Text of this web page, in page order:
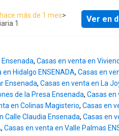
equipada con una
También en este nivel,
distribución, cuarto de servicio,
completo. Además, tres
con baños
y una terraza compartida
privacidad a tus huéspedes. La
principal cuenta con un
walk-in closet y terraza
baño completo • 1 baño
medio baño • Amplio espacio
Cuarto de lavar con lavadora y
• Terraza con vista al mar
estacionamiento • Se vende
• Casa club • Alberca • Jacuzzi •
y control de acceso
¡Contáctanos! 📞Teléfonos:
más de 1 mes>
1
Ver en
, Casas en venta en
Hidalgo ENSENADA, Casas en
Ensenada, Casas en venta en La
de la Presa Ensenada, Casas en
en Colinas Magisterio, Casas en
Calle Claudia Ensenada, Casas en
, Casas en venta en Valle Palmas